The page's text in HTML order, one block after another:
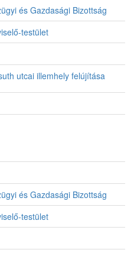
és Gazdasági Bizottság
testület
utcai illemhely felújítása
és Gazdasági Bizottság
testület